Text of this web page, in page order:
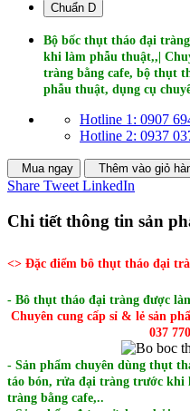
Chuẩn D
Bộ bốc thụt tháo đại
khi làm phẫu thuật,,|
tràng bằng cafe, bộ thụt
phẫu thuật, dụng cụ
Hotline 1: 0907
Hotline 2: 0937
Mua ngay Thêm vào giỏ
Share Tweet LinkedIn
Chi tiết thông tin sản
<> Đặc điểm bô thụt tháo đại
- Bô thụt tháo đại tràng được
Chuyên cung cấp sỉ & lẻ sản
037
- Sản phẩm chuyên dùng thụt
táo bón, rửa đại tràng trước khi
tràng bằng cafe,..